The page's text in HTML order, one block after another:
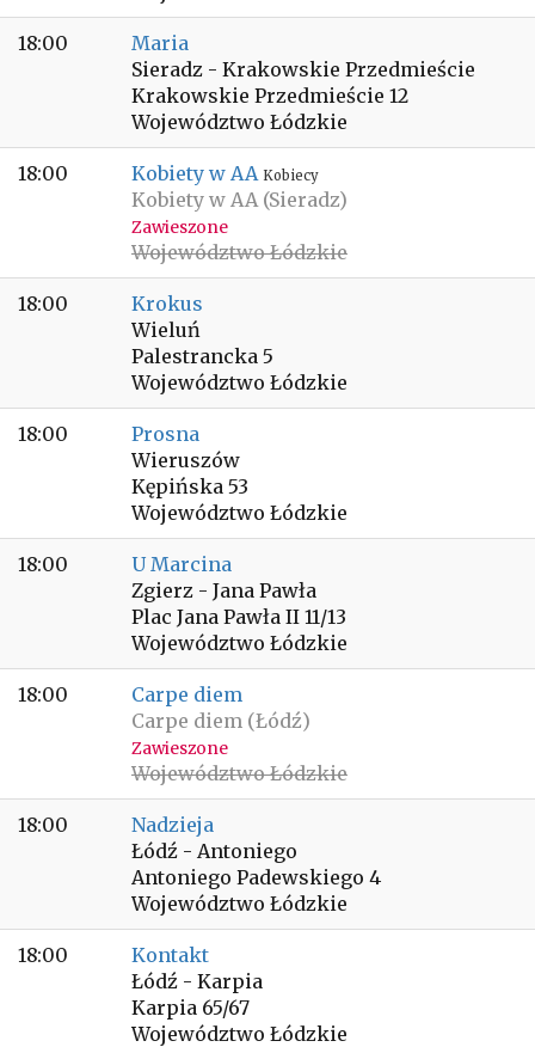
18:00
Maria
Sieradz - Krakowskie Przedmieście
Krakowskie Przedmieście 12
Województwo Łódzkie
18:00 Kobiety w AA Kobiecy
Kobiety w AA (Sieradz)
Zawieszone
Województwo Łódzkie
18:00
Krokus
Wieluń
Palestrancka 5
Województwo Łódzkie
18:00
Prosna
Wieruszów
Kępińska 53
Województwo Łódzkie
18:00
U Marcina
Zgierz - Jana Pawła
Plac Jana Pawła II 11/13
Województwo Łódzkie
18:00
Carpe diem
Carpe diem (Łódź)
Zawieszone
Województwo Łódzkie
18:00
Nadzieja
Łódź - Antoniego
Antoniego Padewskiego 4
Województwo Łódzkie
18:00
Kontakt
Łódź - Karpia
Karpia 65/67
Województwo Łódzkie